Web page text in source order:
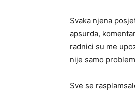
Svaka njena
apsurda,
radnici su me
nije samo
Sve se